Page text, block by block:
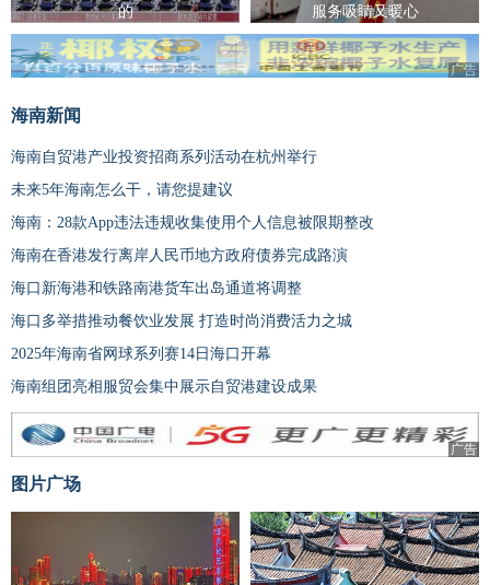
的
服务吸睛又暖心
广告
海南新闻
海南自贸港产业投资招商系列活动在杭州举行
未来5年海南怎么干，请您提建议
海南：28款App违法违规收集使用个人信息被限期整改
海南在香港发行离岸人民币地方政府债券完成路演
海口新海港和铁路南港货车出岛通道将调整
海口多举措推动餐饮业发展 打造时尚消费活力之城
2025年海南省网球系列赛14日海口开幕
海南组团亮相服贸会集中展示自贸港建设成果
广告
图片广场